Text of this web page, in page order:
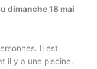
dimanche 18 mai
Il est
il y a une piscine.